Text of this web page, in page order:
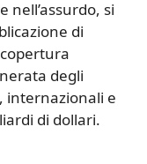
nell’assurdo, si
di
degli
internazionali e
di dollari.